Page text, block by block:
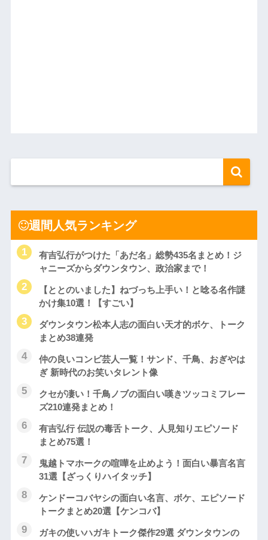
週間人気ランキング
有吉弘行がつけた「あだ名」総勢435名まとめ！ジ
ャニーズからダウンタウン、政治家まで！
【ととのいました】ねづっち上手い！と唸る名作謎
かけ集10選！【すごい】
ダウンタウン松本人志の面白い天才的ボケ、トーク
まとめ38連発
仲の良いコンビ芸人一覧！サンド、千鳥、おぎやは
ぎ 新時代のお笑いタレント像
クセが凄い！千鳥ノブの面白い嘆きツッコミフレー
ズ210連発まとめ！
有吉弘行 伝説の毒舌トーク、人見知りエピソード
まとめ75選！
鬼越トマホークの喧嘩を止めよう！面白い暴言名言
31選【ざっくりハイタッチ】
ケンドーコバヤシの面白い名言、ボケ、エピソード
トークまとめ20選【ケンコバ】
ガキの使いハガキトーク傑作29選 ダウンタウンの